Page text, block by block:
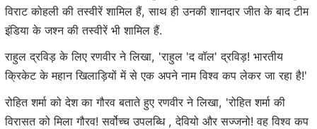
विराट कोहली की तस्वीरें शामिल हैं, साथ ही उनकी शानदार जीत के बाद टीम
इंडिया के जश्न की तस्वीरें भी शामिल हैं.
राहुल द्रविड़ के लिए रणवीर ने लिखा, 'राहुल 'द वॉल' द्रविड़! भारतीय
क्रिकेट के महान खिलाड़ियों में से एक अपने नाम विश्व कप लेकर जा रहा है!'
रोहित शर्मा को देश का गौरव बताते हुए रणवीर ने लिखा, 'रोहित शर्मा की
विरासत को मिला गौरव! सर्वोच्च उपलब्धि , देवियो और सज्जनो! वह विश्व कप